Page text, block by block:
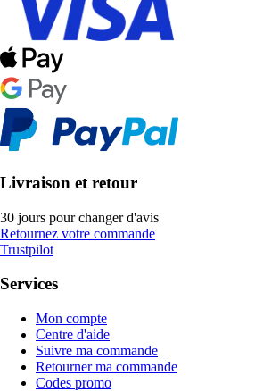
Livraison et retour
30 jours pour changer d'avis
Retournez votre commande
Trustpilot
Services
Mon compte
Centre d'aide
Suivre ma commande
Retourner ma commande
Codes promo